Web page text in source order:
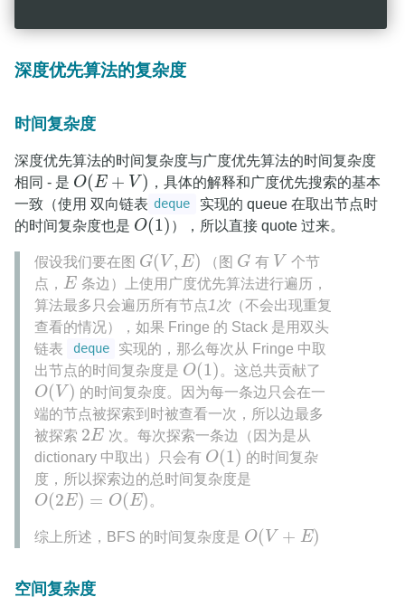
深度优先算法的复杂度
时间复杂度
深度优先算法的时间复杂度与广度优先算法的时间复杂度
相同 - 是 O(E + V )
O(E+V)
，具体的解释和广度优先搜索的基本
一致（使用 双向链表 deque
实现的 queue 在取出节点时
的时间复杂度也是 O(1)
O(1) ），所以直接 quote 过来。
假设我们要在图 G( V , E)
G(V,E ) （图 G
G 有 V
V 个节
点， E
E 条边）上使用广度优先算法进行遍历，
算法最多只会遍历所有节点1次（不会出现重复
查看的情况），如果 Fringe 的 Stack 是用双头
链表
deque
实现的，那么每次从 Fringe 中取
出节点的时间复杂度是 O(1)
O(1) 。这总共贡献了
O( V )
O(V)
的时间复杂度。因为每一条边只会在一
端的节点被探索到时被查看一次，所以边最多
被探索 2E
2E
次。每次探索一条边（因为是从
dictionary 中取出）只会有 O(1)
O(1)
的时间复杂
度，所以探索边的总时间复杂度是
O(2E) = O(E)
O(2E)=O(E ) 。
综上所述，BFS 的时间复杂度是 O( V + E)
O(V+ E)
空间复杂度